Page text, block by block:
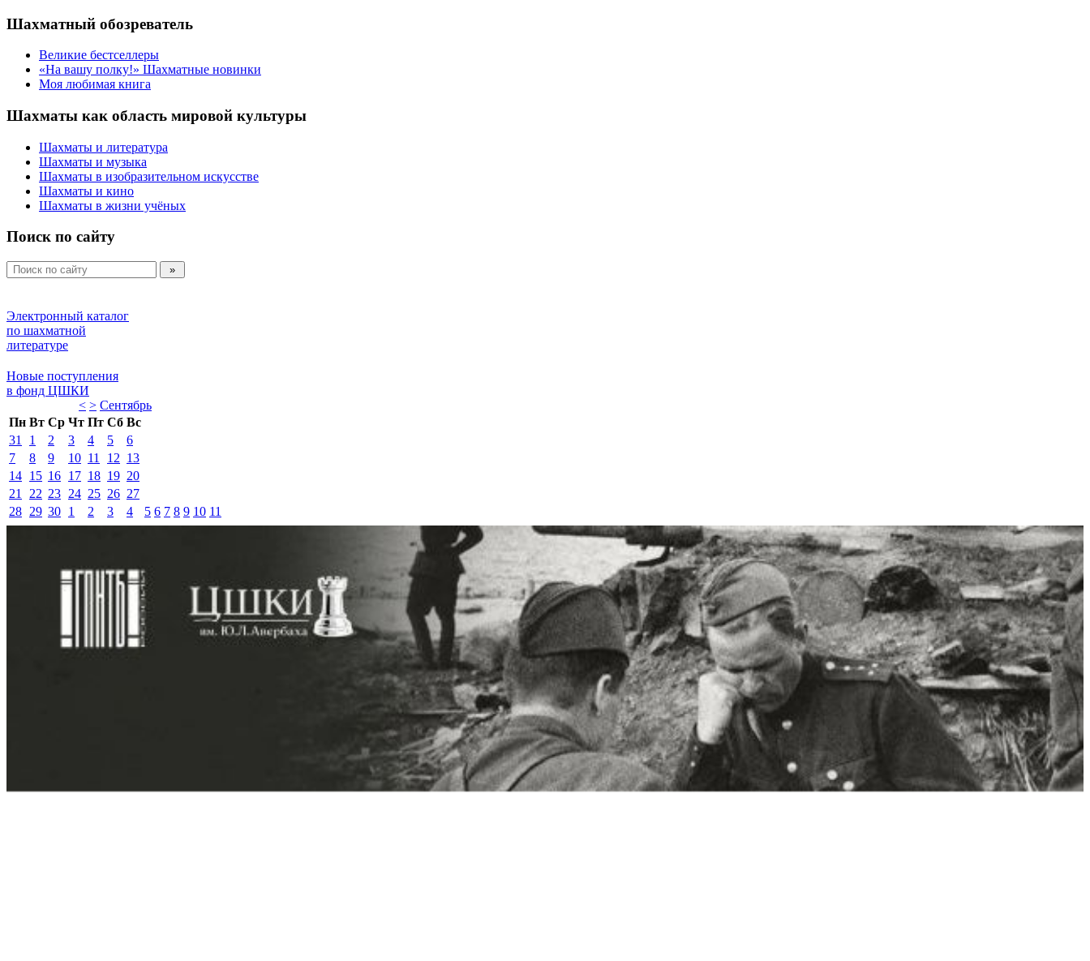
Шахматный обозреватель
Великие бестселлеры
«На вашу полку!» Шахматные новинки
Моя любимая книга
Шахматы как область мировой культуры
Шахматы и литература
Шахматы и музыка
Шахматы в изобразительном искусстве
Шахматы и кино
Шахматы в жизни учёных
Поиск по сайту
Электронный каталог
по шахматной
литературе
Новые поступления
в фонд ЦШКИ
< > Сентябрь
Пн Вт Ср Чт Пт Сб Вс
31
1 2 3 4 5
6
7
8 9 10 11 12 13
14 15 16 17 18 19 20
21
22 23 24 25 26 27
28 29 30 1 2 3 4 5 6 7 8 9 10 11